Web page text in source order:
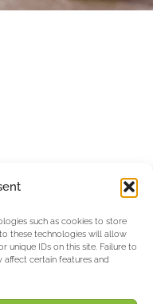
such as cookies to store
these technologies will allow
unique IDs on this site. Failure to
certain features and